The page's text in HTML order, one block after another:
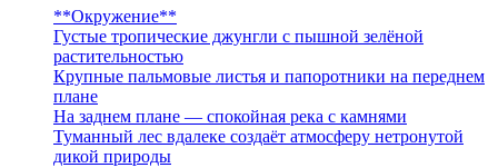
**Окружение**
Густые тропические джунгли с пышной зелёной
растительностью
Крупные пальмовые листья и папоротники на переднем
плане
На заднем плане — спокойная река с камнями
Туманный лес вдалеке создаёт атмосферу нетронутой
дикой природы